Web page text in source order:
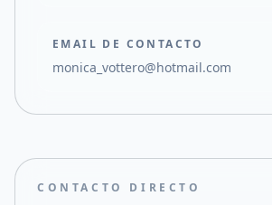
EMAIL DE CONTACTO
monica_vottero@hotmail.com
CONTACTO DIRECTO